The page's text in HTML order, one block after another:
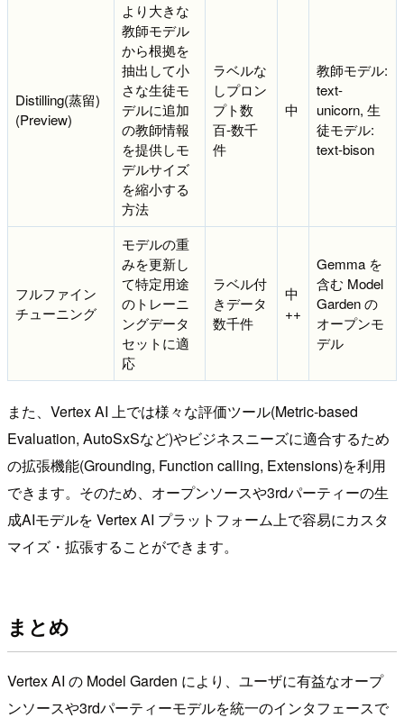
Distilling(蒸留)
(Preview)
より大きな
教師モデル
から根拠を
抽出して小
さな生徒モ
デルに追加
の教師情報
を提供しモ
デルサイズ
を縮小する
方法
ラベルな
しプロン
プト数
百-数千
件
中
教師モデル:
text-
unicorn, 生
徒モデル:
text-bison
フルファイン
チューニング
モデルの重
みを更新し
て特定用途
のトレーニ
ングデータ
セットに適
応
ラベル付
きデータ
数千件
中
++
Gemma を
含む Model
Garden の
オープンモ
デル
また、Vertex AI 上では様々な評価ツール(Metric-based
Evaluation, AutoSxSなど)やビジネスニーズに適合するため
の拡張機能(Grounding, Function calling, Extensions)を利用
できます。そのため、オープンソースや3rdパーティーの生
成AIモデルを Vertex AI プラットフォーム上で容易にカスタ
マイズ・拡張することができます。
まとめ
Vertex AI の Model Garden により、ユーザに有益なオープ
ンソースや3rdパーティーモデルを統一のインタフェースで